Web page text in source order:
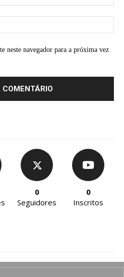
neste navegador para a próxima vez
0
Seguidores
0
Inscritos